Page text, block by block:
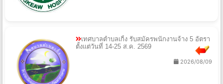
เทศบาลตำบลเกิ้ง รับสมัครพนักงานจ้าง 5 อัตรา
ตั้งแต่วันที่ 14-25 ส.ค. 2569
2026/08/09